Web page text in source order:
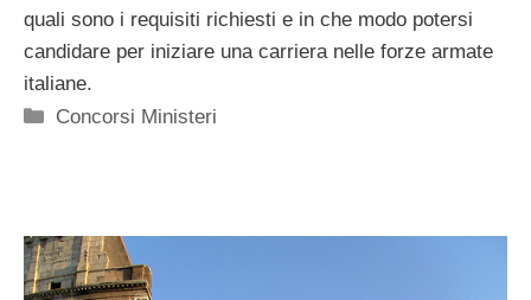
quali sono i requisiti richiesti e in che modo potersi
candidare per iniziare una carriera nelle forze armate
italiane.
Categorie
Concorsi Ministeri